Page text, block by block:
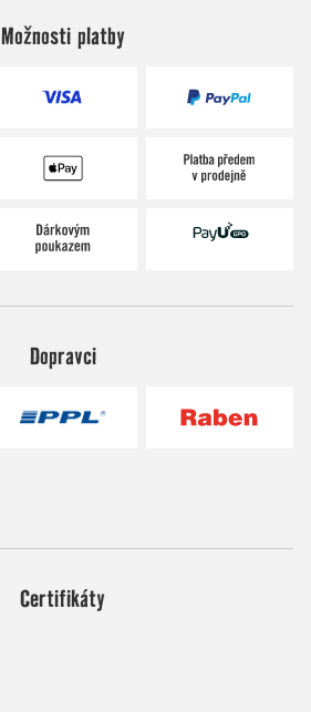
Možnosti platby
Dopravci
Certifikáty